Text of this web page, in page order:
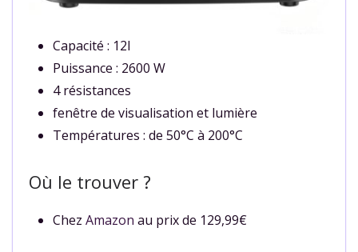
Capacité : 12l
Puissance : 2600 W
4 résistances
fenêtre de visualisation et lumière
Températures : de 50°C à 200°C
Où le trouver ?
Chez Amazon au prix de 129,99€